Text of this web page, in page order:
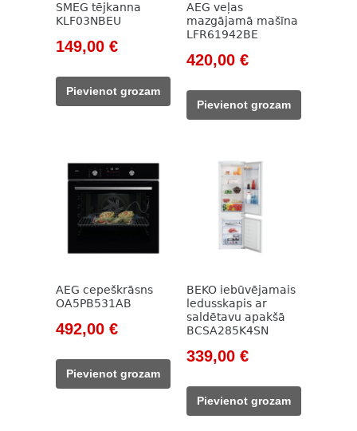
SMEG tējkanna
KLF03NBEU
Original
was:
171,00 €.
149,00 €Current
149,00 €.
Pievienot grozam
AEG veļas
mazgājamā mašīna
LFR61942BE
Original
was:
649,00 €.
420,00 €Current
420,00 €.
Pievienot grozam
AEG cepeškrāsns
OA5PB531AB
Original
was:
708,00 €.
492,00 €Current
492,00 €.
Pievienot grozam
BEKO iebūvējamais
ledusskapis ar
saldētavu apakšā
BCSA285K4SN
Original
was:
785,00 €.
339,00 €Current
339,00 €.
Pievienot grozam